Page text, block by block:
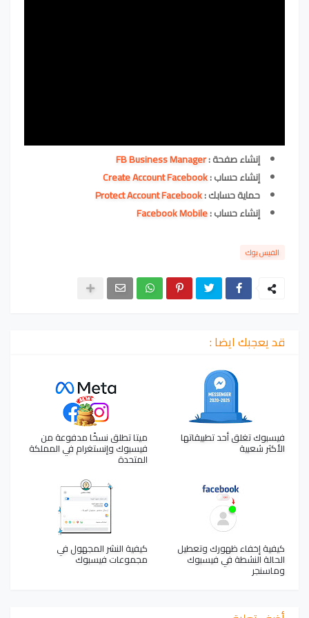
إنشاء صفحة :FB Business Manager
إنشاء حساب :Create Account Facebook
حماية حسابك :Protect Account Facebook
إنشاء حساب :Facebook Mobile
الفيس بوك
قد يعجبك ايضا :
فيسبوك تغلق أحد تطبيقاتها
الأكثر شعبية
ميتا تطلق نسخًا مدفوعة من
فيسبوك وإنستغرام في المملكة
المتحدة
كيفية إخفاء ظهورك وتعطيل
الحالة النشطة في فيسبوك
وماسنجر
كيفية النشر المجهول في
مجموعات فيسبوك